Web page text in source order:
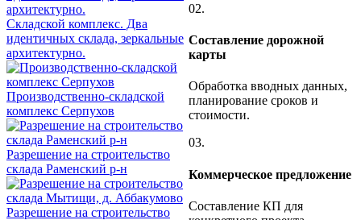
Складской комплекс. Два
идентичных склада, зеркальные
архитектурно.
Производственно-складской
комплекс Серпухов
Разрешение на строительство
склада Раменский р-н
Разрешение на строительство
02.
Составление дорожной
карты
Обработка вводных данных,
планирование сроков и
стоимости.
03.
Коммерческое предложение
Составление КП для